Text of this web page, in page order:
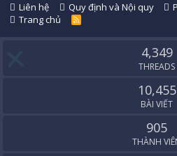
Liên hệ
Quy định và Nội quy
Trang chủ
R
S
4,349
THREADS
10,455
BÀI VIẾT
905
THÀNH